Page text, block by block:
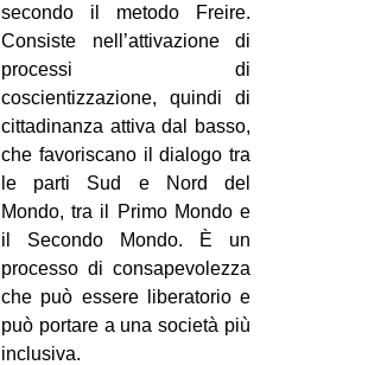
in
Fb
tw
bsky
SEARCH
secondo il metodo Freire.
Consiste nell’attivazione di
processi di
coscientizzazione, quindi di
cittadinanza attiva dal basso,
che favoriscano il dialogo tra
le parti Sud e Nord del
Mondo, tra il Primo Mondo e
il Secondo Mondo. È un
processo di consapevolezza
che può essere liberatorio e
può portare a una società più
inclusiva.